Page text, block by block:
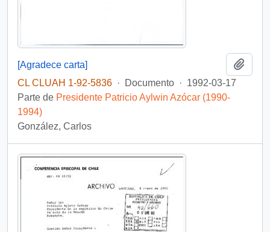
[Agradece carta]
CL CLUAH 1-92-5836 · Documento · 1992-03-17
Parte de Presidente Patricio Aylwin Azócar (1990-
1994)
González, Carlos